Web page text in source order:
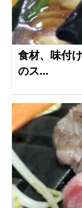
食材、味付
のス...